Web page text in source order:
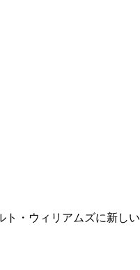
・ウィリアムズに新し